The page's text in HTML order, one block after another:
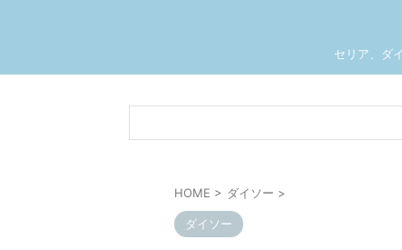
セリア、ダ
HOME > ダイソー >
ダイソー